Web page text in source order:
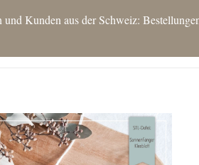
Kunden aus der Schweiz: